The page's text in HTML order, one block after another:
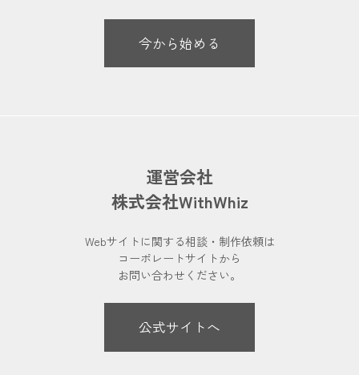
今から始める
運営会社
株式会社WithWhiz
Webサイトに関する相談・制作依頼は
コーポレートサイトから
お問い合わせください。
公式サイトへ